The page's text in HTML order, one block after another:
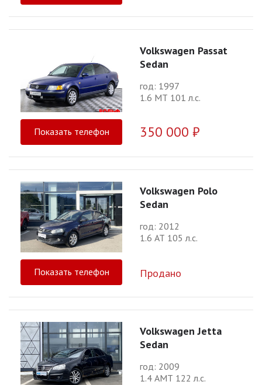
Volkswagen Passat
Sedan
год: 1997
1.6 МТ 101 л.с.
Показать телефон 350 000 ₽
Volkswagen Polo
Sedan
год: 2012
1.6 АТ 105 л.с.
Показать телефон Продано
Volkswagen Jetta
Sedan
год: 2009
1.4 АМТ 122 л.с.